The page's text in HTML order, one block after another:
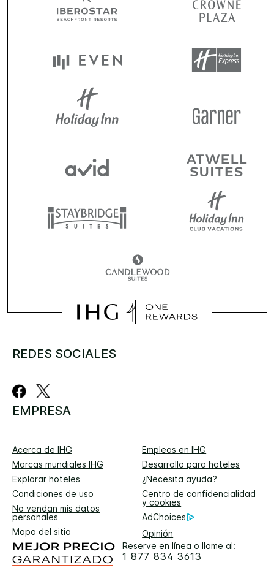
REDES SOCIALES
EMPRESA
Acerca de IHG
Empleos en IHG
Marcas mundiales IHG
Desarrollo para hoteles
Explorar hoteles
¿Necesita ayuda?
Condiciones de uso
Centro de confidencialidad
y cookies
No vendan mis datos
personales
AdChoices
Mapa del sitio
Opinión
Reserve en línea o llame al:
1 877 834 3613